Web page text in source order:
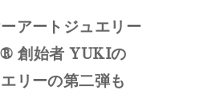
アートジュエリー
創始者 YUKIの
リーの第二弾も